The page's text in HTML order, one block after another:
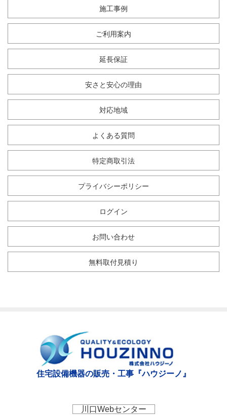
施工事例
ご利用案内
延長保証
安さと安心の理由
対応地域
よくある質問
特定商取引法
プライバシーポリシー
ログイン
お問い合わせ
無料取付見積り
住宅設備機器の販売・工事『ハウジーノ』
川口Webセンター